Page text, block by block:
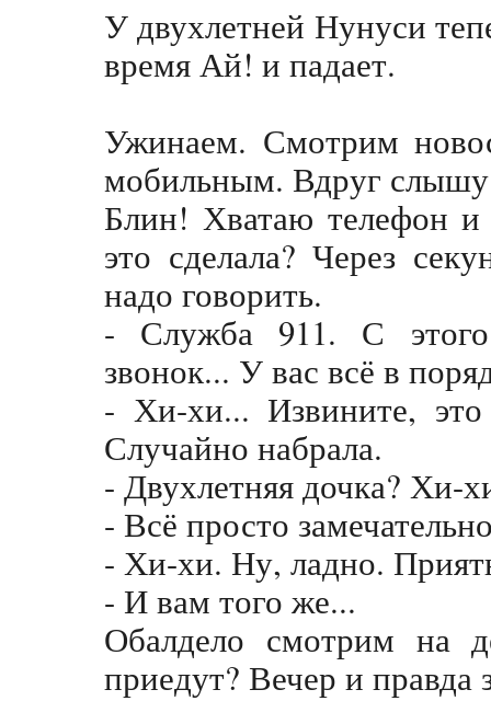
У двухлетней Нунуси
время Ай! и падает.
Ужинаем. Смотрим
мобильным. Вдруг
Блин! Хватаю телефон
это сделала? Через
надо говорить.
- Служба 911. С этого
звонок... У вас всё в
- Хи-хи... Извините,
Случайно набрала.
- Двухлетняя дочка? Хи-
- Всё просто
- Хи-хи. Ну, ладно.
- И вам того же...
Обалдело смотрим на
приедут? Вечер и правда